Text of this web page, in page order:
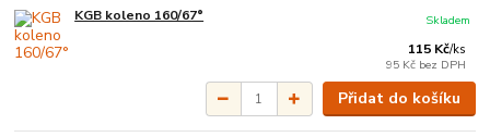
KGB koleno 160/67°
115 Kč/ks
95 Kč bez DPH
Skladem
Přidat do košíku